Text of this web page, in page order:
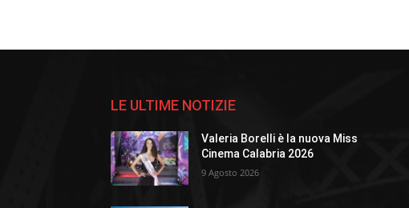
LE ULTIME NOTIZIE
Valeria Borelli è la nuova Miss
Cinema Calabria 2026
9 Agosto 2026